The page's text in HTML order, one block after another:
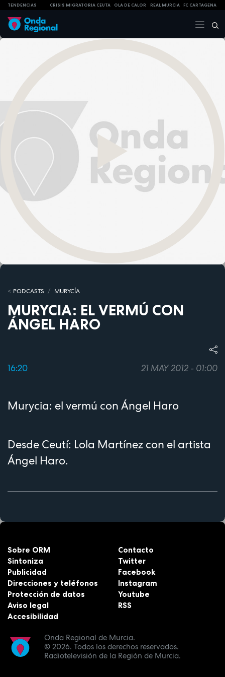
TENDENCIAS CRISIS MIGRATORIA CEUTA OLA DE CALOR REAL MURCIA FC CARTAGENA
PODCASTS MURYCÍA
MURYCIA: EL VERMÚ CON
ÁNGEL HARO
16:20 21 MAY 2012 - 01:00
Murycia: el vermú con Ángel Haro
Desde Ceutí: Lola Martínez con el artista
Ángel Haro.
Onda Regional de Murcia.
© 2026. Todos los derechos reservados.
Radiotelevisión de la Región de Murcia.
Sobre ORM
Sintoniza
Publicidad
Direcciones y teléfonos
Protección de datos
Aviso legal
Accesibilidad
Contacto
Twitter
Facebook
Instagram
Youtube
RSS